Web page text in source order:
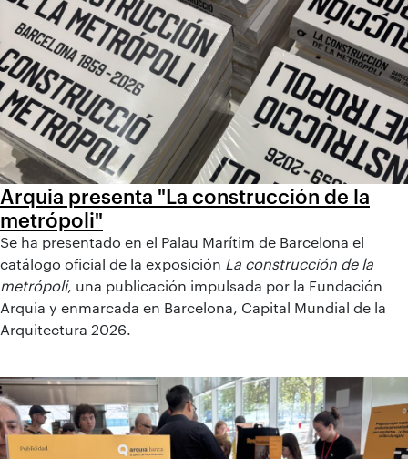
Arquia presenta "La construcción de la
metrópoli"
Se ha presentado en el Palau Marítim de Barcelona el
catálogo oficial de la exposición La construcción de la
metrópoli, una publicación impulsada por la Fundación
Arquia y enmarcada en Barcelona, Capital Mundial de la
Arquitectura 2026.